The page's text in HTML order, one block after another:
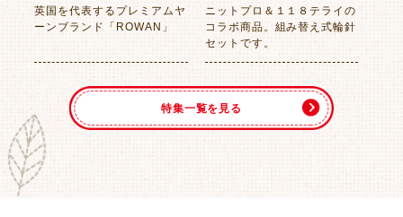
英国を代表するプレミアムヤ
ーンブランド「ROWAN」
ニットプロ＆１１８テライの
コラボ商品。組み替え式輪針
セットです。
特集一覧を見る